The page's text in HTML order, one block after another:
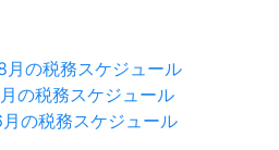
の税務スケジュール
の税務スケジュール
の税務スケジュール